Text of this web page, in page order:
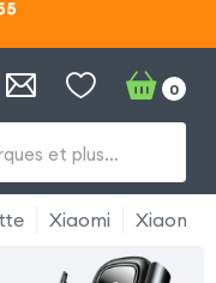
et plus…
0
Xiaomi Xiaomi